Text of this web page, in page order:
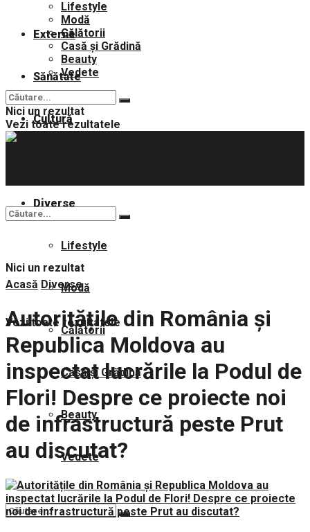
Externe
Sănătate
Cultură
Diverse
Lifestyle
Modă
Călătorii
Casă și Grădină
Beauty
Vedete
Lifestyle
Modă
Călătorii
Casă și Grădină
Beauty
Vedete
Nici un rezultat
Vezi toate rezultatele
Nici un rezultat
Vezi toate rezultatele
Acasă Diverse
Autoritățile din România și
Republica Moldova au
inspectat lucrările la Podul de
Flori! Despre ce proiecte noi
de infrastructură peste Prut
au discutat?